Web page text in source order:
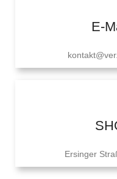
E-
Ersinger